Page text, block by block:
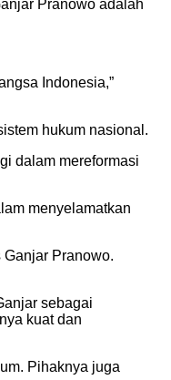
Pranowo adalah
Indonesia,”
hukum nasional.
dalam mereformasi
menyelamatkan
Pranowo.
sebagai
kuat dan
Pihaknya juga